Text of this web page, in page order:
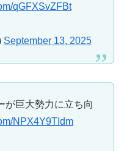
qGFXSvZFBt
September 13, 2025
が巨大勢力に立ち向
NPX4Y9TIdm